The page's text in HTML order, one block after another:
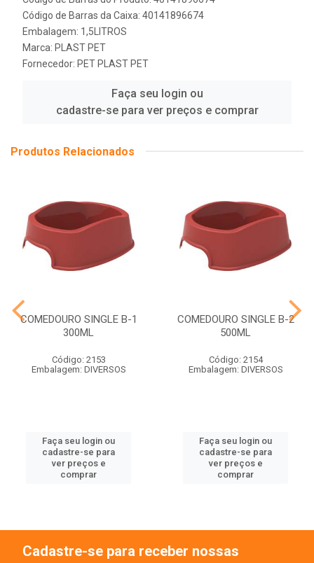
Código de Barras da Caixa: 40141896674
Embalagem: 1,5LITROS
Marca: PLAST PET
Fornecedor: PET PLAST PET
Faça seu login ou
cadastre-se para ver preços e comprar
Produtos Relacionados
COMEDOURO SINGLE B-1
300ML
Código: 2153
Embalagem: DIVERSOS
Faça seu login ou
cadastre-se para
ver preços e
comprar
COMEDOURO SINGLE B-2
500ML
Código: 2154
Embalagem: DIVERSOS
Faça seu login ou
cadastre-se para
ver preços e
comprar
Cadastre-se para receber nossas